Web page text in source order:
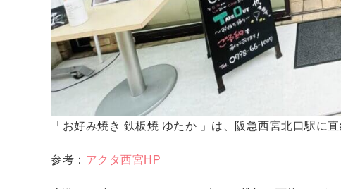
「お好み焼き 鉄板焼 ゆたか 」は、阪急西宮北口駅に
参考： アクタ西宮HP